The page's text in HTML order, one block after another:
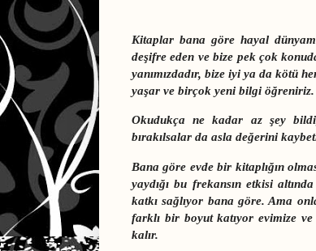
Kitaplar bana göre hayal
deşifre eden ve bize pek çok
yanımızdadır, bize iyi ya da kötü
yaşar ve birçok yeni bilgi öğreniriz.
Okudukça ne kadar az şey
bırakılsalar da asla değerini
Bana göre evde bir kitaplığın
yaydığı bu frekansın etkisi
katkı sağlıyor bana göre. Ama
farklı bir boyut katıyor evimize
kalır.